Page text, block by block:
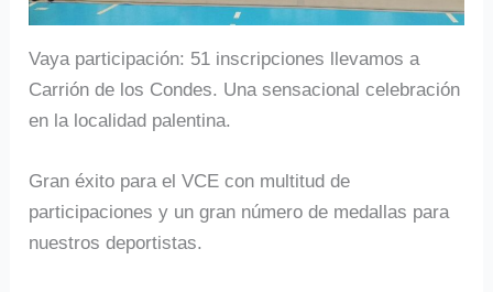
Vaya participación: 51 inscripciones llevamos a
Carrión de los Condes. Una sensacional celebración
en la localidad palentina.
Gran éxito para el VCE con multitud de
participaciones y un gran número de medallas para
nuestros deportistas.